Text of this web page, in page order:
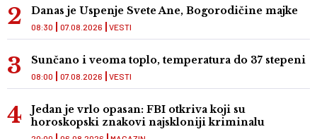
Danas je Uspenje Svete Ane, Bogorodičine majke
VESTI
08:30 07.08.2026
Sunčano i veoma toplo, temperatura do 37 stepeni
VESTI
08:00 07.08.2026
Jedan je vrlo opasan: FBI otkriva koji su
horoskopski znakovi najskloniji kriminalu